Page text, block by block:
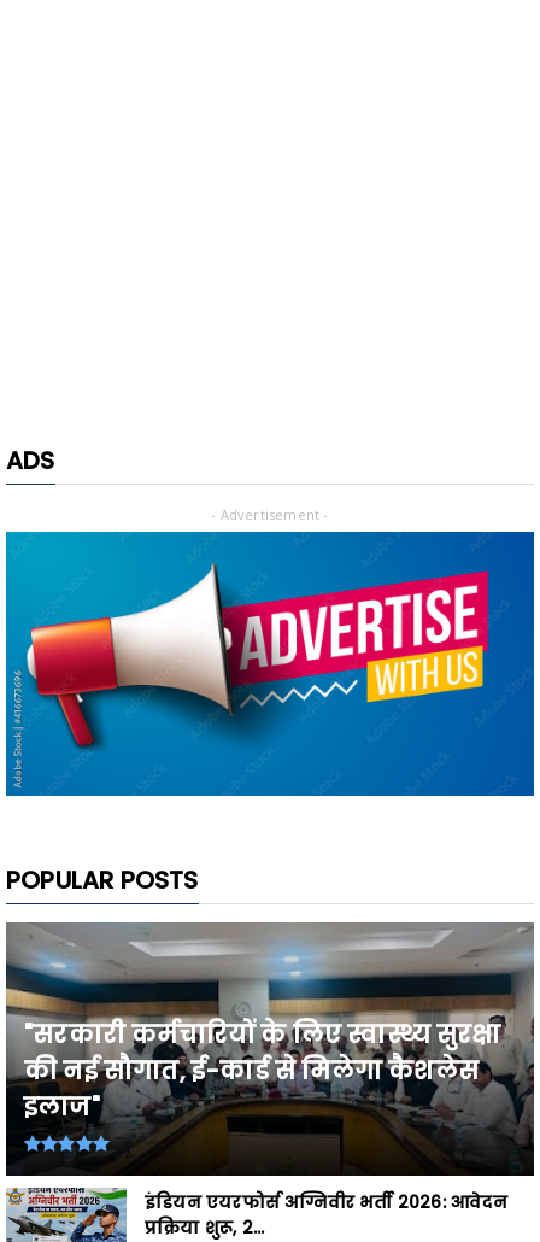
ADS
- Advertisement -
POPULAR POSTS
"सरकारी कर्मचारियों के लिए स्वास्थ्य सुरक्षा
की नई सौगात, ई-कार्ड से मिलेगा कैशलेस
इलाज"
इंडियन एयरफोर्स अग्निवीर भर्ती 2026: आवेदन
प्रक्रिया शुरू, 2...